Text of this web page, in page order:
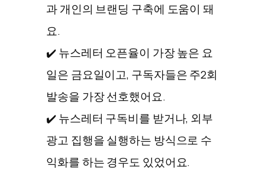
과 개인의 브랜딩 구축에 도움이 돼
요.
✔️ 뉴스레터 오픈율이 가장 높은 요
일은 금요일이고, 구독자들은 주2회
발송을 가장 선호했어요.
✔️ 뉴스레터 구독비를 받거나, 외부
광고 집행을 실행하는 방식으로 수
익화를 하는 경우도 있었어요.